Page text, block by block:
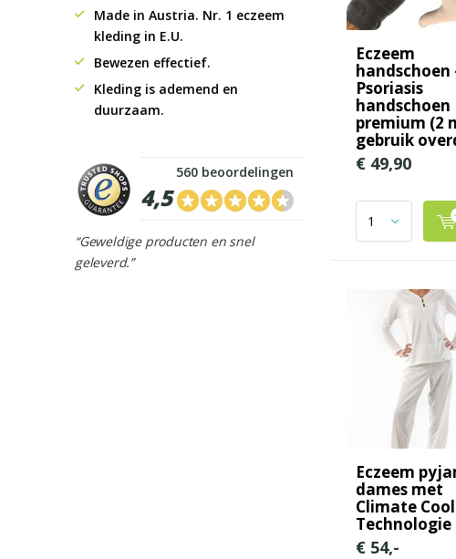
Eczeem
handschoen
Psoriasis
handschoen
premium (2
gebruik
€ 49,90
Eczeem
dames met
Climate
Technologie
€ 54,-
Made in Austria. Nr. 1 eczeem
kleding in E.U.
Bewezen effectief.
Kleding is ademend en
duurzaam.
4,5
560 beoordelingen
“Geweldige producten en snel
geleverd.”